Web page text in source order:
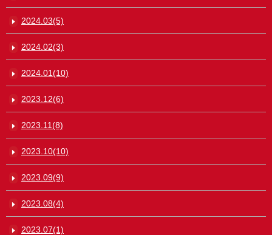
2024.03(5)
2024.02(3)
2024.01(10)
2023.12(6)
2023.11(8)
2023.10(10)
2023.09(9)
2023.08(4)
2023.07(1)